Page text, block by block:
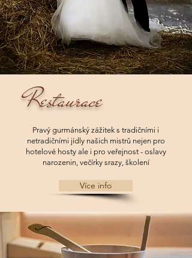
Restaurace
Pravý gurmánský zážitek s tradičními i
netradičními jídly našich mistrů nejen pro
hotelové hosty ale i pro veřejnost - oslavy
narozenin, večírky srazy, školení
Více info